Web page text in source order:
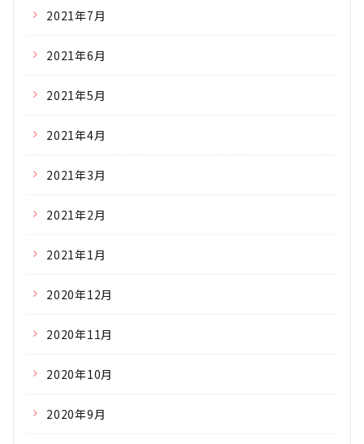
2021年7月
2021年6月
2021年5月
2021年4月
2021年3月
2021年2月
2021年1月
2020年12月
2020年11月
2020年10月
2020年9月